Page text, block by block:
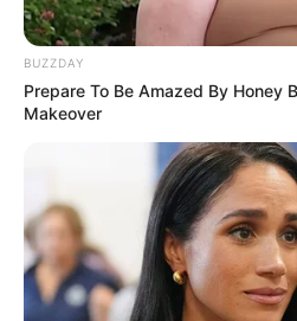
Anti Mainstream, 10 Cara
Membawa Barang
Versi Warga Thailand
BUZZDAY
Prepare To Be Amazed By Honey
Makeover